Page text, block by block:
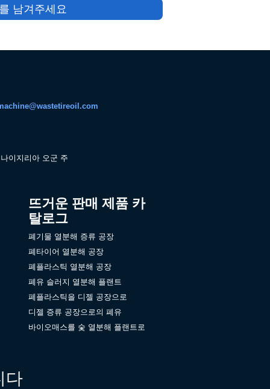
남겨주세요
이지리아 오군 주
뜨거운 판매 제품 카
탈로그
폐기물 열분해 증류 공장
폐타이어 열분해 공장
폐플라스틱 열분해 공장
폐유 슬러지 열분해 플랜트
폐플라스틱을 디젤 공장으로
디젤 증류 공장으로의 폐유
바이오매스를 숯 열분해 플랜트로
다